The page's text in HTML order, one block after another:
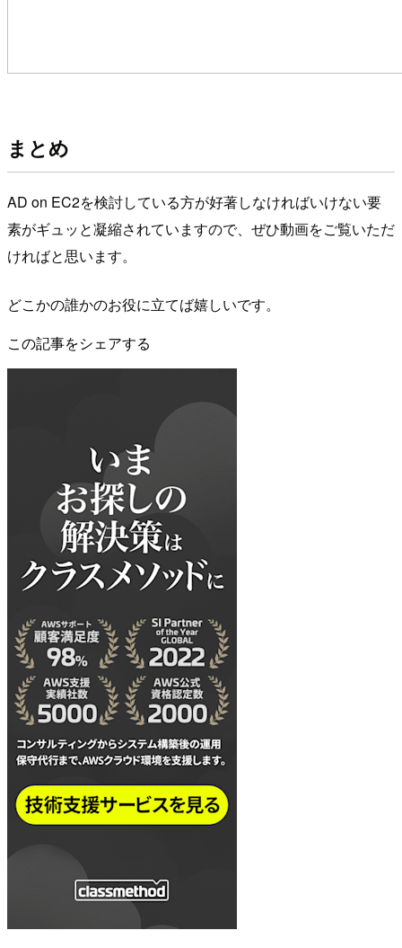
まとめ
AD on EC2を検討している方が好著しなければいけない要
素がギュッと凝縮されていますので、ぜひ動画をご覧いただ
ければと思います。
どこかの誰かのお役に立てば嬉しいです。
この記事をシェアする